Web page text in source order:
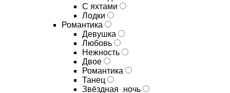
С яхтами
Лодки
Романтика
Девушка
Любовь
Нежность
Двое
Романтика
Танец
Звёздная_ночь